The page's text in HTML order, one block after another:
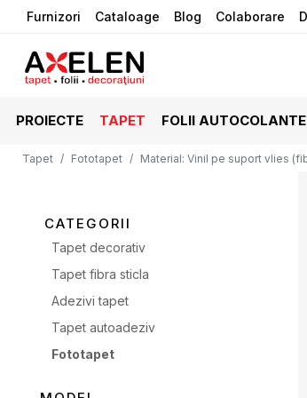
Furnizori Cataloage Blog Colaborare
PROIECTE TAPET FOLII AUTOCOLANTE
Tapet Fototapet Material: Vinil pe suport vlies
CATEGORII
Tapet decorativ
Tapet fibra sticla
Adezivi tapet
Tapet autoadeziv
Fototapet